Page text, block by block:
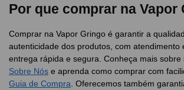
Por que comprar na Vapor
Comprar na Vapor Gringo é garantir a
autenticidade dos produtos, com atendimento
entrega rápida e segura. Conheça mais sobre
Sobre Nós e aprenda como comprar com
Guia de Compra . Oferecemos também